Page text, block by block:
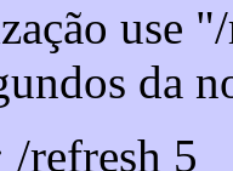
use
da
/refresh 5